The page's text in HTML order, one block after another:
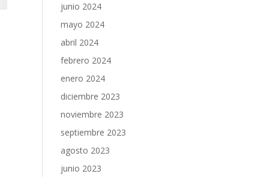
junio 2024
mayo 2024
abril 2024
febrero 2024
enero 2024
diciembre 2023
noviembre 2023
septiembre 2023
agosto 2023
junio 2023